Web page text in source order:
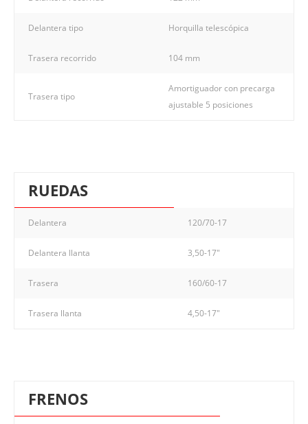
Delantera tipo Horquilla telescópica
Trasera recorrido 104 mm
Trasera tipo
Amortiguador con precarga
ajustable 5 posiciones
RUEDAS
Delantera 120/70-17
Delantera llanta 3,50-17"
Trasera 160/60-17
Trasera llanta 4,50-17"
FRENOS